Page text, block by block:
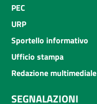
PEC
URP
Sportello informativo
Ufficio stampa
Redazione multimediale
SEGNALAZIONI